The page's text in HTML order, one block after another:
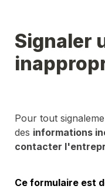
Signaler
Pour tout
des informations
contacter
Ce formulaire est